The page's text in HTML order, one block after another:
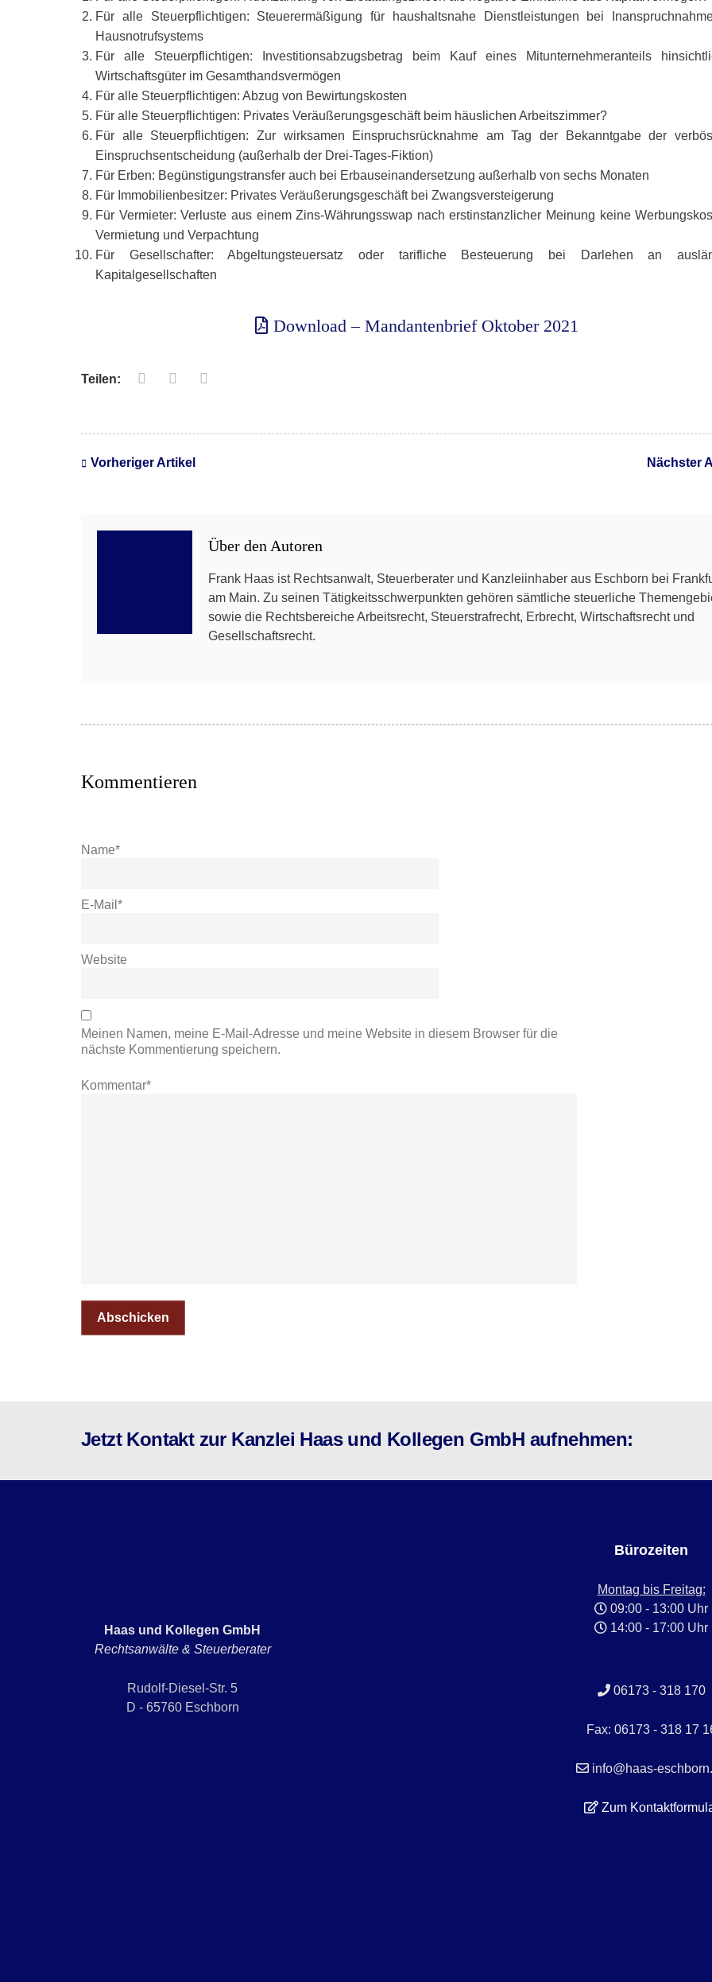
Für alle Steuerpflichtigen: Steuerermäßigung für haushaltsnahe Dienstleistungen bei
Hausnotrufsystems
Für alle Steuerpflichtigen: Investitionsabzugsbetrag beim Kauf eines Mitunternehmeranteils
Wirtschaftsgüter im Gesamthandsvermögen
Für alle Steuerpflichtigen: Abzug von Bewirtungskosten
Für alle Steuerpflichtigen: Privates Veräußerungsgeschäft beim häuslichen Arbeitszimmer?
Für alle Steuerpflichtigen: Zur wirksamen Einspruchsrücknahme am Tag der Bekanntgabe der
Einspruchsentscheidung (außerhalb der Drei-Tages-Fiktion)
Für Erben: Begünstigungstransfer auch bei Erbauseinandersetzung außerhalb von sechs Monaten
Für Immobilienbesitzer: Privates Veräußerungsgeschäft bei Zwangsversteigerung
Für Vermieter: Verluste aus einem Zins-Währungsswap nach erstinstanzlicher Meinung keine
Vermietung und Verpachtung
Für Gesellschafter: Abgeltungsteuersatz oder tarifliche Besteuerung bei Darlehen an
Kapitalgesellschaften
Download – Mandantenbrief Oktober 2021
Teilen:
Vorheriger Artikel Nächster
Über den Autoren
Frank Haas ist Rechtsanwalt, Steuerberater und Kanzleiinhaber aus Eschborn bei
am Main. Zu seinen Tätigkeitsschwerpunkten gehören sämtliche steuerliche
sowie die Rechtsbereiche Arbeitsrecht, Steuerstrafrecht, Erbrecht, Wirtschaftsrecht und
Gesellschaftsrecht.
Kommentieren
Name*
E-Mail*
Website
Meinen Namen, meine E-Mail-Adresse und meine Website in diesem Browser für die
nächste Kommentierung speichern.
Kommentar*
Abschicken
Jetzt Kontakt zur Kanzlei Haas und Kollegen GmbH aufnehmen:
Haas und Kollegen GmbH
Rechtsanwälte & Steuerberater
Rudolf-Diesel-Str. 5
D - 65760 Eschborn
Bürozeiten
Montag bis Freitag:
09:00 - 13:00 Uhr
14:00 - 17:00 Uhr
06173 - 318 170
Fax: 06173 - 318 17
info@haas-
Zum